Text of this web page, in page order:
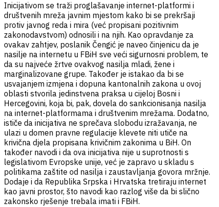
Inicijativom se traži proglašavanje internet-platformi i
društvenih mreža javnim mjestom kako bi se prekršaji
protiv javnog reda i mira (već propisani pozitivnim
zakonodavstvom) odnosili i na njih. Kao opravdanje za
ovakav zahtjev, poslanik Čengić je naveo činjenicu da je
nasilje na internetu u FBiH sve veći sigurnosni problem, te
da su najveće žrtve ovakvog nasilja mladi, žene i
marginalizovane grupe. Također je istakao da bi se
usvajanjem izmjena i dopuna kantonalnih zakona u ovoj
oblasti stvorila jedinstvena praksa u cijeloj Bosni i
Hercegovini, koja bi, pak, dovela do sankcionisanja nasilja
na internet-platformama i društvenim mrežama. Dodatno,
ističe da inicijativa ne sprečava slobodu izražavanja, ne
ulazi u domen pravne regulacije klevete niti utiče na
krivična djela propisana krivičnim zakonima u BiH. On
također navodi i da ova inicijativa nije u suprotnosti s
legislativom Evropske unije, već je zapravo u skladu s
politikama zaštite od nasilja i zaustavljanja govora mržnje.
Dodaje i da Republika Srpska i Hrvatska tretiraju internet
kao javni prostor, što navodi kao razlog više da bi slično
zakonsko rješenje trebala imati i FBiH.